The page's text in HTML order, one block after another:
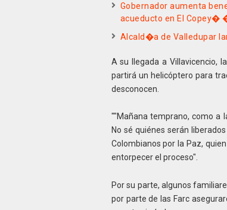
Gobernador aumenta
acueducto en El Copey�
Alcald�a de Valledupar
A su llegada a Villavicencio,
partirá un helicóptero para
desconocen.
""Mañana temprano, como a
No sé quiénes serán
Colombianos por la Paz,
entorpecer el proceso".
Por su parte, algunos
por parte de las Farc